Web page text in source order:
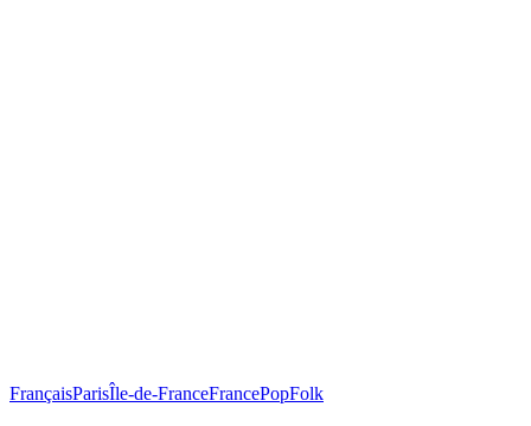
FrançaisParisÎle-de-FranceFrancePopFolk